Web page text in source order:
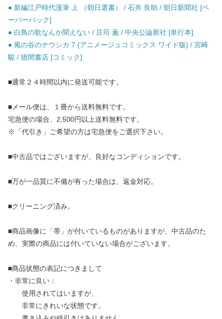
● 新編江戸時代漫筆 上 （朝日選書） / 石井 良助 / 朝日新聞社 [ペ
ーパーバック]
● 白鳥の歌なんか聞えない / 庄司 薫 / 中央公論新社 [単行本]
● 風の谷のナウシカ 7 (アニメージュコミックス ワイド版) / 宮崎
駿 / 徳間書店 [コミック]
■通常２４時間以内に発送可能です。
■メール便は、１冊から送料無料です。
宅急便の場合、2,500円以上送料無料です。
※「代引き」ご希望の方は宅急便をご選択下さい。
■中古品ではございますが、良好なコンディションです。
■万が一品質に不備が有った場合は、返金対応。
■クリーニング済み。
■商品画像に「帯」が付いているものがありますが、中古品のた
め、実際の商品には付いていない場合がございます。
■商品状態の表記につきまして
・非常に良い：
使用されてはいますが、
非常にきれいな状態です。